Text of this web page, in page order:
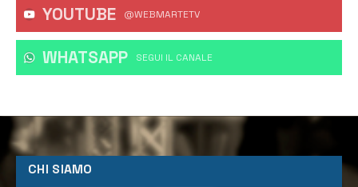
YOUTUBE @WEBMARTETV
WHATSAPP ‎SEGUI IL CANALE
CHI SIAMO